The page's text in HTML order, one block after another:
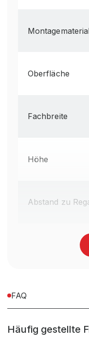
Oberfläche
Fachbreite
Höhe
Abstand zu
FAQ
Häufig gestellte